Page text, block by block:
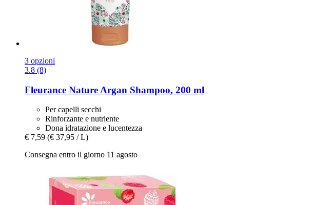
3 opzioni
3.8 (8)
Fleurance Nature Argan Shampoo, 200 ml
Per capelli secchi
Rinforzante e nutriente
Dona idratazione e lucentezza
€ 7,59 (€ 37,95 / L)
Consegna entro il giorno 11 agosto